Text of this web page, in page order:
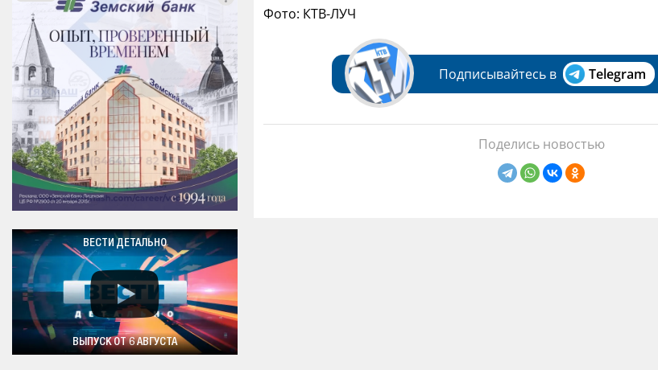
ВЕСТИ ДЕТАЛЬНО
ВЫПУСК ОТ 6 АВГУСТА
Фото: КТВ-ЛУЧ
Подписывайтесь в Telegram
Поделись новостью